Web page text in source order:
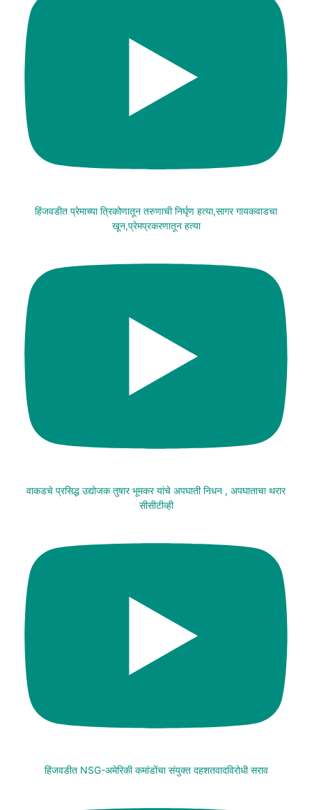
हिंजवडीत प्रेमाच्या त्रिकोणातून तरुणाची निर्घृण हत्या,सागर गायकवाडचा
खून,प्रेमप्रकरणातून हत्या
वाकडचे प्रसिद्ध उद्योजक तुषार भूमकर यांचे अपघाती निधन , अपघाताचा थरार
सीसीटीव्ही
हिंजवडीत NSG-अमेरिकी कमांडोंचा संयुक्त दहशतवादविरोधी सराव